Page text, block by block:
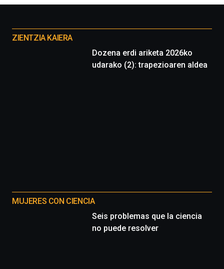
proyectos
ZIENTZIA KAIERA
Dozena erdi ariketa 2026ko
udarako (2): trapezioaren aldea
MUJERES CON CIENCIA
Seis problemas que la ciencia
no puede resolver